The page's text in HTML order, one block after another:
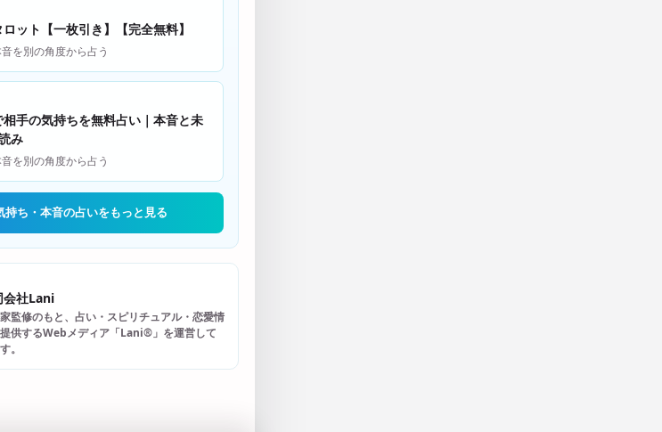
ット【一枚引き】【完全無料】
を別の角度から占う
手の気持ちを無料占い｜本音と未
み
を別の角度から占う
持ち・本音の占いをもっと見る
会社Lani
監修のもと、占い・スピリチュアル・恋愛情
供するWebメディア「Lani®」を運営して
。